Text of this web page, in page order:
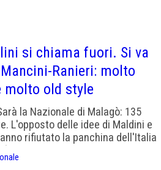
si chiama fuori. Si va
Ranieri: molto
molto old style
la Nazionale di Malagò: 135
L'opposto delle idee di Maldini e
rifiutato la panchina dell'Italia
Malagò si richiama alla
Roma